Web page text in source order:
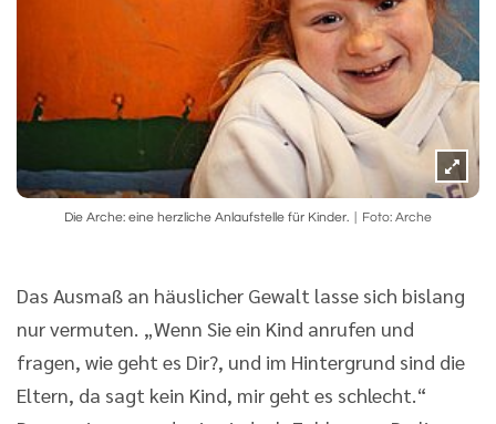
Die Arche: eine herzliche Anlaufstelle für Kinder. Foto: Arche
Das Ausmaß an häuslicher Gewalt lasse sich bislang
nur vermuten. „Wenn Sie ein Kind anrufen und
fragen, wie geht es Dir?, und im Hintergrund sind die
Eltern, da sagt kein Kind, mir geht es schlecht.“